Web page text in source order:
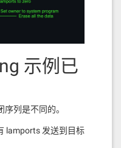
示例已
列是不同的。
lamports 发送到目标